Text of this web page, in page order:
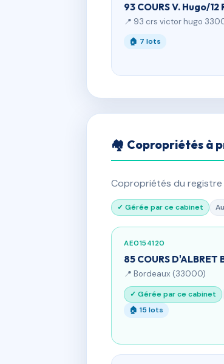
93 COURS V. Hugo/12
📍 93 crs victor hugo
🏠 7 lots
🏘 Copropriétés à
Copropriétés du
✓ Gérée par ce cabinet
AE0154120
85 COURS D'ALBRET
📍 Bordeaux (33000)
✓ Gérée par ce cabinet
🏠 15 lots